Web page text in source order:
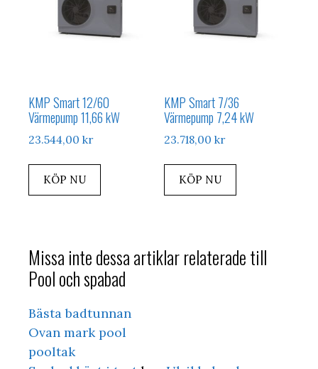
KMP Smart 12/60
Värmepump 11,66 kW
23.544,00 kr
KÖP NU
KMP Smart 7/36
Värmepump 7,24 kW
23.718,00kr
KÖP NU
Missa inte dessa artiklar relaterade till
Pool och spabad
Bästa badtunnan
Ovan mark pool
pooltak